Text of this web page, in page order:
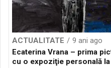
ACTUALITATE
9 ani ago
Ecaterina Vrana – prima
cu o expoziţie personală